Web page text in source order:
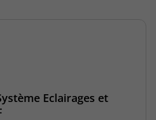
Eclairages et